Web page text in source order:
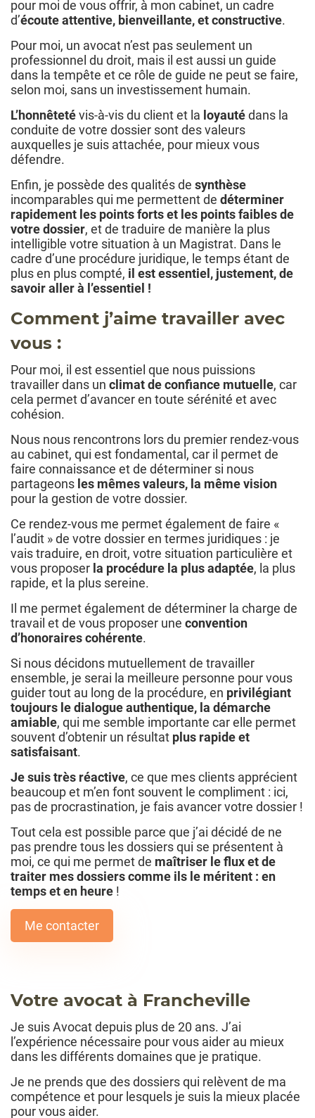
pour moi de vous offrir, à mon cabinet, un cadre
d’écoute attentive, bienveillante, et constructive.
Pour moi, un avocat n’est pas seulement un
professionnel du droit, mais il est aussi un guide
dans la tempête et ce rôle de guide ne peut se faire,
selon moi, sans un investissement humain.
L’honnêtetévis-à-vis du client et la loyautédans la
conduite de votre dossier sont des valeurs
auxquelles je suis attachée, pour mieux vous
défendre.
Enfin, je possède des qualités de synthèse
incomparables qui me permettent de déterminer
rapidement les points forts et les points faibles de
votre dossier, et de traduire de manière la plus
intelligible votre situation à un Magistrat. Dans le
cadre d’une procédure juridique, le temps étant de
plus en plus compté, il est essentiel, justement, de
savoir aller à l’essentiel !
Comment j’aime travailler avec
vous :
Pour moi, il est essentiel que nous puissions
travailler dans un climat de confiance mutuelle, car
cela permet d’avancer en toute sérénité et avec
cohésion.
Nous nous rencontrons lors du premier rendez-vous
au cabinet, qui est fondamental, car il permet de
faire connaissance et de déterminer si nous
partageons les mêmes valeurs, la même vision
pour la gestion de votre dossier.
Ce rendez-vous me permet également de faire «
l’audit » de votre dossier en termes juridiques : je
vais traduire, en droit, votre situation particulière et
vous proposer la procédure la plus adaptée, la plus
rapide, et la plus sereine.
Il me permet également de déterminer la charge de
travail et de vous proposer une convention
d’honoraires cohérente.
Si nous décidons mutuellement de travailler
ensemble, je serai la meilleure personne pour vous
guider tout au long de la procédure, en privilégiant
toujours le dialogue authentique, la démarche
amiable, qui me semble importante car elle permet
souvent d’obtenir un résultat plus rapide et
satisfaisant.
Je suis très réactive, ce que mes clients apprécient
beaucoup et m’en font souvent le compliment : ici,
pas de procrastination, je fais avancer votre dossier !
Tout cela est possible parce que j’ai décidé de ne
pas prendre tous les dossiers qui se présentent à
moi, ce qui me permet de maîtriser le flux et de
traiter mes dossiers comme ils le méritent : en
temps et en heure !
Me contacter
Votre avocat à Francheville
Je suis Avocat depuis plus de 20 ans. J’ai
l’expérience nécessaire pour vous aider au mieux
dans les différents domaines que je pratique.
Je ne prends que des dossiers qui relèvent de ma
compétence et pour lesquels je suis la mieux placée
pour vous aider.